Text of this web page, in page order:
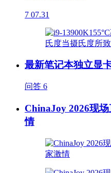
7 07.31
最新笔记本独立显
问答 6
ChinaJoy 2026现
情